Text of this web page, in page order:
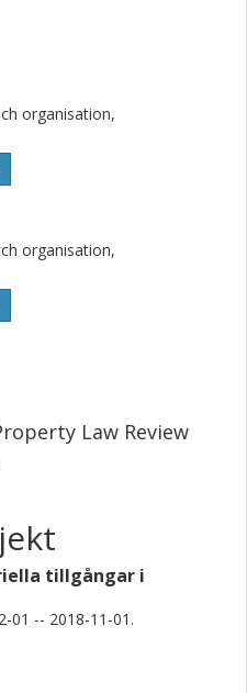
rights and integrating
organisation,
organisation,
Law Review
tillgångar i
01 -- 2018-11-01.